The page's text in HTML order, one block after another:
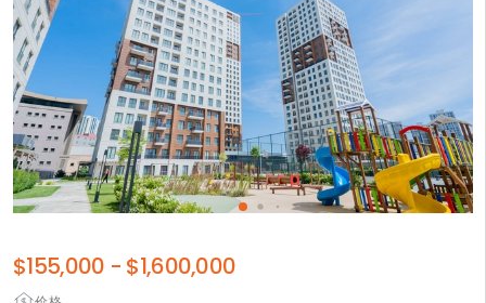
$155,000 - $1,600,000